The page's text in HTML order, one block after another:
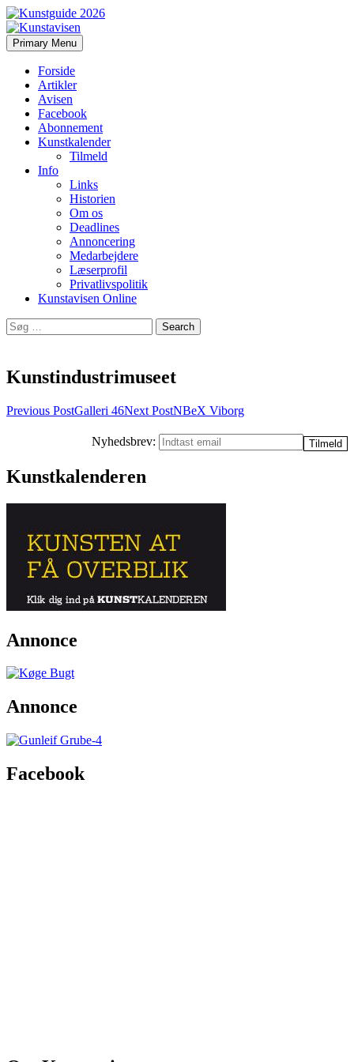
Kunstavisen
Search
Primary Menu Skip
to
Forside
Artikler
Avisen
Facebook
Abonnement
Kunstkalender
Tilmeld
Info
Links
Historien
Om os
Deadlines
Annoncering
Medarbejdere
Læserprofil
Privatlivspolitik
Kunstavisen Online
Search
for:
Kunstindustrimuseet
Post
Previous PostGalleri 46Next PostNBeX Viborg
Nyhedsbrev:
Kunstkalenderen
Annonce
Annonce
Facebook